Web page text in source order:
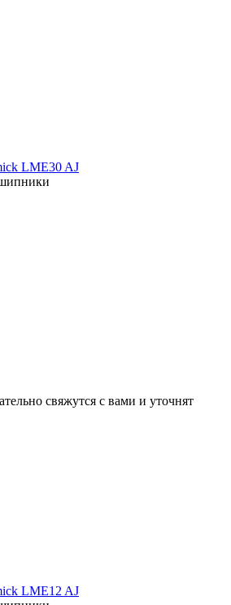
LME30 AJ
свяжутся с вами и уточнят
LME12 AJ